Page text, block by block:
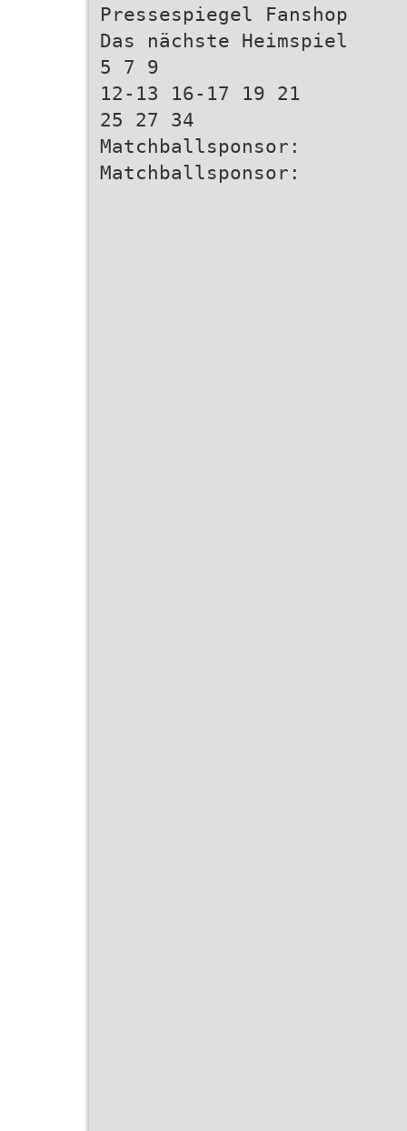
Pressespiegel Fanshop
Das nächste Heimspiel
5 7 9
12-13 16-17 19 21
25 27 34
Matchballsponsor:
Matchballsponsor: